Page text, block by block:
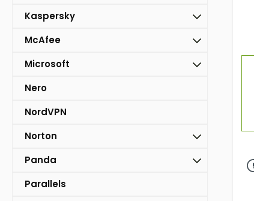
Kaspersky
McAfee
Microsoft
Nero
NordVPN
Norton
Panda
Parallels